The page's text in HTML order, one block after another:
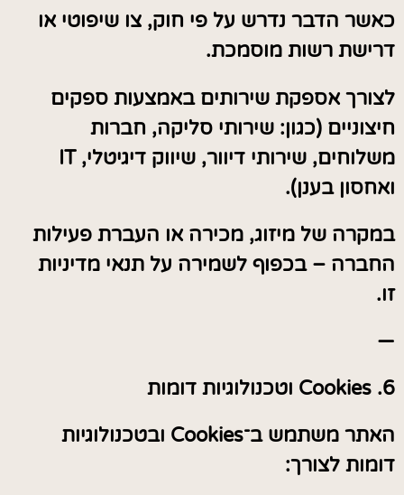
כאשר הדבר נדרש על פי חוק, צו שיפוטי או
דרישת רשות מוסמכת.
לצורך אספקת שירותים באמצעות ספקים
חיצוניים (כגון: שירותי סליקה, חברות
משלוחים, שירותי דיוור, שיווק דיגיטלי, IT
ואחסון בענן).
במקרה של מיזוג, מכירה או העברת פעילות
החברה – בכפוף לשמירה על תנאי מדיניות
זו.
—
6. Cookies וטכנולוגיות דומות
האתר משתמש ב־Cookies ובטכנולוגיות
דומות לצורך: